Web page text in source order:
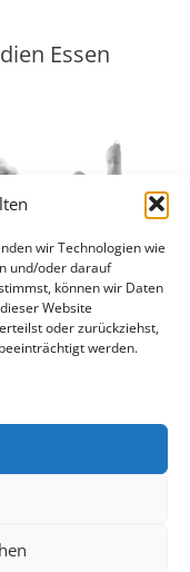
wir Technologien wie
und/oder darauf
können wir Daten
Website
oder zurückziehst,
werden.
Essen